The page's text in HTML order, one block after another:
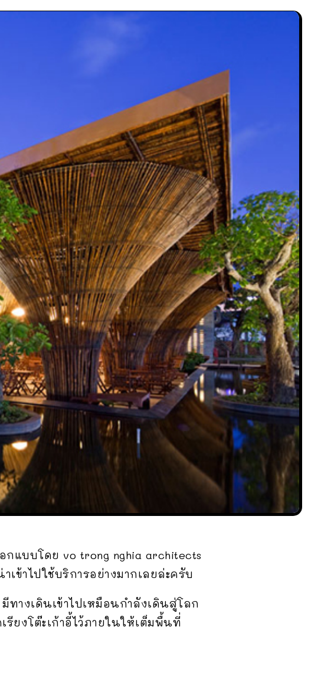
กแบบโดย vo trong nghia architects
ข้าไปใช้บริการอย่างมากเลยล่ะครับ
างเดินเข้าไปเหมือนกำลังเดินสู่โลก
ยงโต๊ะเก้าอี้ไว้ภายในให้เต็มพื้นที่